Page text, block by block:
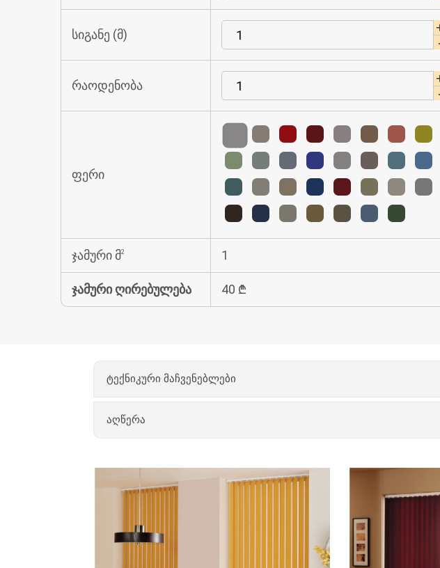
სიგანე (მ)
რაოდენობა
ფერი
ჯამური მ2 1
ჯამური ღირებულება 40 ₾
ტექნიკური მაჩვენებლები
ჩვეულებრივ ფარდასთან შედარებით ოთახში 10
აღწერა
ფერთა ფართო არჩევანი საშუალებას გაძლევთ,
ვერტიკალური ლამელი (ნაჭერი) შენობის ჭერს
ჟალუზის მართვის მექანიზმი საშუალებას გაძლევთ,